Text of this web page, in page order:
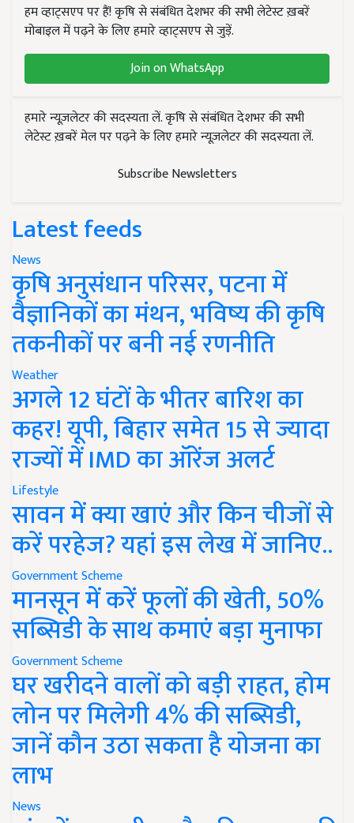
हम व्हाट्सएप पर हैं! कृषि से संबंधित देशभर की सभी लेटेस्ट ख़बरें
मोबाइल में पढ़ने के लिए हमारे व्हाट्सएप से जुड़ें.
Join on WhatsApp
हमारे न्यूज़लेटर की सदस्यता लें. कृषि से संबंधित देशभर की सभी
लेटेस्ट ख़बरें मेल पर पढ़ने के लिए हमारे न्यूज़लेटर की सदस्यता लें.
Subscribe Newsletters
Latest feeds
News
कृषि अनुसंधान परिसर, पटना में
वैज्ञानिकों का मंथन, भविष्य की कृषि
तकनीकों पर बनी नई रणनीति
Weather
अगले 12 घंटों के भीतर बारिश का
कहर! यूपी, बिहार समेत 15 से ज्यादा
राज्यों में IMD का ऑरेंज अलर्ट
Lifestyle
सावन में क्या खाएं और किन चीजों से
करें परहेज? यहां इस लेख में जानिए..
Government Scheme
मानसून में करें फूलों की खेती, 50%
सब्सिडी के साथ कमाएं बड़ा मुनाफा
Government Scheme
घर खरीदने वालों को बड़ी राहत, होम
लोन पर मिलेगी 4% की सब्सिडी,
जानें कौन उठा सकता है योजना का
लाभ
News